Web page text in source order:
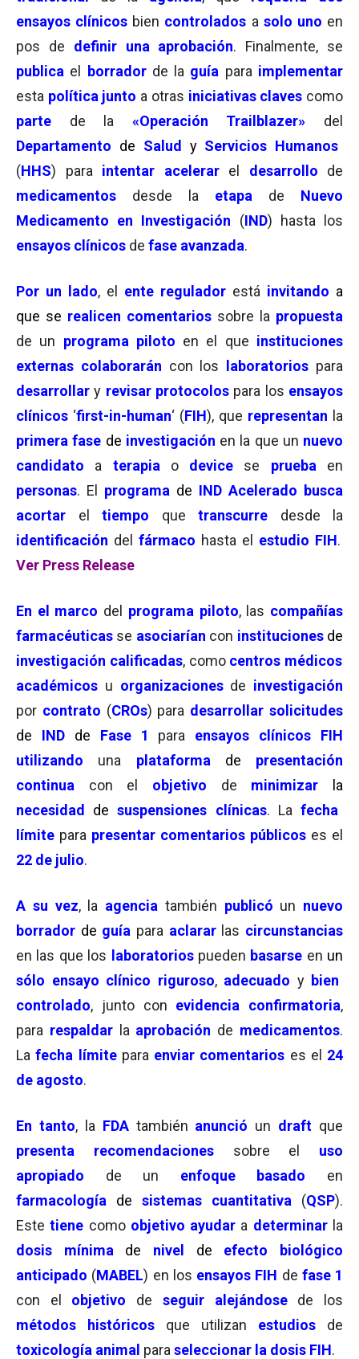
ensayos clínicos bien controlados a solo uno en
pos de definir una aprobación. Finalmente, se
publica el borradorde la guía para implementar
esta política junto a otras iniciativas claves como
parte
de la «Operación Trailblazer» del
Departamento de Salud yServicios Humanos
(HHS) para intentar acelerarel desarrollo de
medicamentos desde la etapa de Nuevo
Medicamento en Investigación (IND) hasta los
ensayos clínicos de fase avanzada.
Por un lado, el ente regulador está invitando a
que se realicen comentarios sobre la propuesta
de un programa piloto en el que instituciones
externas colaborarán con los laboratorios para
desarrollary revisar protocolos para los ensayos
clínicos ‘first-in-human‘ (FIH), que representan la
primera fase de investigación en la que un nuevo
candidato a terapia o device se prueba en
personas. El programa de IND Acelerado busca
acortar el tiempo que transcurre
desde la
identificación del fármaco hasta el estudio FIH.
Ver Press Release
En el marco del programa piloto, las compañías
farmacéuticas se asociarían con instituciones de
investigación calificadas, comocentros médicos
académicos u organizacionesde investigación
por contrato (CROs) para desarrollar solicitudes
de IND de Fase 1 para ensayos clínicos
FIH
utilizando una plataforma de presentación
continua con el objetivo de minimizar
la
necesidad de suspensiones clínicas. La fecha
límite para presentar comentarios públicos es el
22 de julio.
A su vez, la agencia también publicó un nuevo
borrador de guía para aclararlas circunstancias
en las que los
laboratoriospueden basarse en un
sólo ensayo clínico riguroso,adecuado ybien
controlado, junto con evidencia confirmatoria,
para respaldar la aprobación de medicamentos.
Lafecha límite para enviar comentarios es el 24
de agosto.
En tanto, la FDAtambién anunció un draft que
presenta recomendacionessobre el uso
apropiado de un enfoque basado en
farmacología de sistemas cuantitativa (QSP).
Estetiene como objetivo ayudar a determinarla
dosis mínima de nivel de efecto biológico
anticipado (MABEL) en los ensayos FIH de fase 1
con el objetivo de seguir alejándosede los
métodos históricos que utilizan estudios de
toxicología animal para seleccionar la dosis FIH.